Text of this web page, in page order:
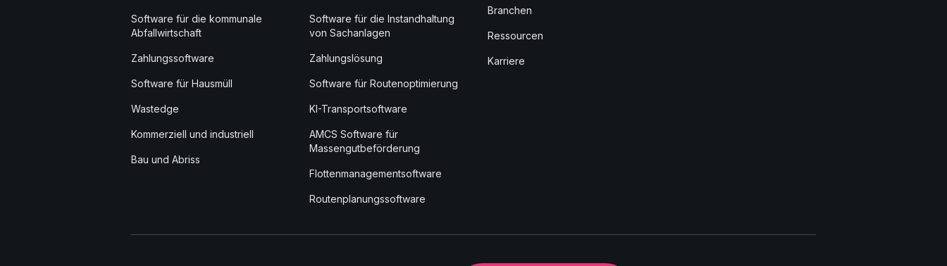
Software für die kommunale
Abfallwirtschaft
Zahlungssoftware
Software für Hausmüll
Wastedge
Kommerziell und industriell
Bau und Abriss
Software für die Instandhaltung
von Sachanlagen
Zahlungslösung
Software für Routenoptimierung
KI-Transportsoftware
AMCS Software für
Massengutbeförderung
Flottenmanagementsoftware
Routenplanungssoftware
Branchen
Ressourcen
Karriere